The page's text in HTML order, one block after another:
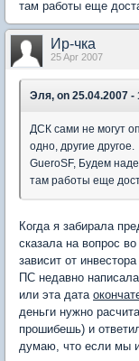
там работы еще
Ир-чка
25 Apr 2007
Эля, on 25.04.2007 -
ДСК сами не могут
одно, другие другое.
GueroSF, Будем
там работы еще
Когда я забирала
сказала на вопрос
зависит от
ПС недавно
или эта дата
деньги нужно
прошибешь) и
думаю, что если мы